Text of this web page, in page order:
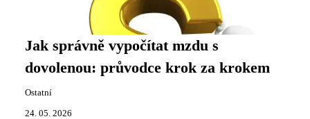
Jak správně vypočítat mzdu s
dovolenou: průvodce krok za krokem
Ostatní
24. 05. 2026